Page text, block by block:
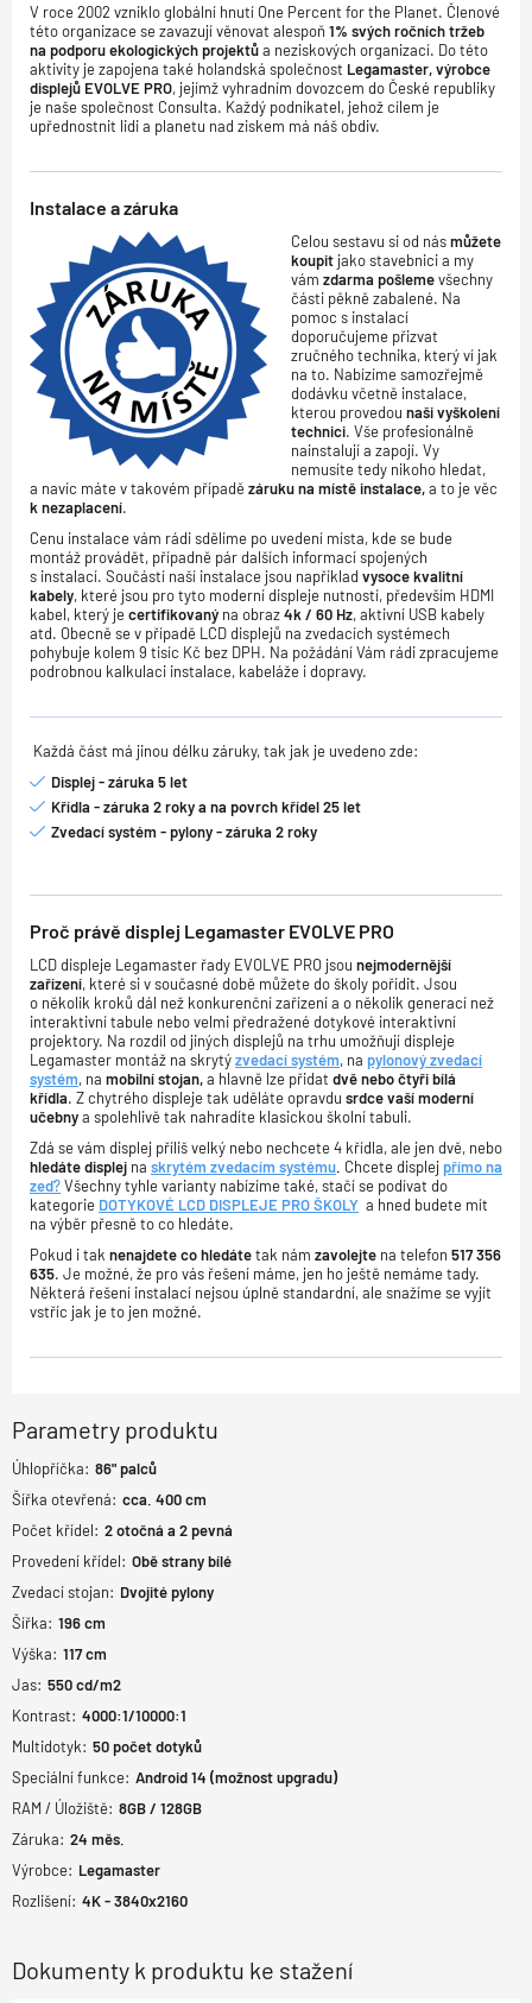
V roce 2002 vzniklo globální hnutí One Percent for the Planet. Členové
této organizace se zavazují věnovat alespoň 1% svých ročních tržeb
na podporu ekologických projektůa neziskových organizací. Do této
aktivity je zapojena také holandská společnost Legamaster, výrobce
displejů EVOLVE PRO, jejímž vyhradním dovozcem do České republiky
je naše společnost Consulta. Každý podnikatel, jehož cílem je
upřednostnit lidi a planetu nad ziskem má náš obdiv.
Instalace a záruka
Celou sestavu si od násmůžete
koupit jako stavebnici a my
vám zdarma pošlemevšechny
části pěkně zabalené. Na
pomoc s instalací
doporučujeme přizvat
zručného technika, který ví jak
na to. Nabízíme samozřejmě
dodávku včetně instalace,
kterou provedou naši vyškolení
technici. Vše profesionálně
nainstalují a zapojí. Vy
nemusíte tedy nikoho hledat,
a navíc máte v takovém případězáruku na místě instalace,a to je věc
k nezaplacení.
Cenu instalace vám rádi sdělíme po uvedení místa, kde se bude
montáž provádět, případně pár dalších informací spojených
s instalací. Součástí naší instalace jsou například vysocekvalitní
kabely, které jsou pro tyto moderní displeje nutností, především HDMI
kabel, který jecertifikovaný na obraz4k / 60 Hz, aktivní USB kabely
atd. Obecně se v případě LCD displejů na zvedacích systémech
pohybuje kolem 9 tisíc Kč bez DPH. Na požádání Vám rádi zpracujeme
podrobnou kalkulaci instalace, kabeláže i dopravy.
Každá část má jinou délku záruky, tak jak je uvedeno zde:
Displej - záruka 5 let
Křídla - záruka 2 roky a na povrch křídel 25 let
Zvedací systém - pylony - záruka 2 roky
Proč právě displej Legamaster EVOLVE PRO
LCD displeje Legamaster řady EVOLVE PRO jsou nejmodernější
zařízení, které si v současné době můžete do školy pořídit. Jsou
o několik kroků dál než konkurenční zařízení a o několik generací než
interaktivní tabule nebo velmi předražené dotykové interaktivní
projektory. Na rozdíl od jiných displejů na trhu umožňují displeje
Legamaster montáž na skrytýzvedací systém, na pylonový zvedací
systém, na mobilní stojan,a hlavně lze přidat dvě nebo čtyři bílá
křídla. Z chytrého displeje tak uděláte opravdu srdce vaší moderní
učebnya spolehlivě tak nahradíte klasickou školní tabuli.
Zdá se vám displej příliš velký nebo nechcete 4 křídla, ale jen dvě, nebo
hledáte displej na skrytém zvedacím systému Chcete displej přímo na
zeď?Všechny tyhle varianty nabízíme také, stačí se podívat do
kategorie DOTYKOVÉ LCD DISPLEJE PRO ŠKOLY a hned budete mít
na výběr přesně to co hledáte.
Pokud i tak nenajdete co hledátetak nám zavolejte na telefon 517 356
635. Je možné, že pro vás řešení máme, jen ho ještě nemáme tady.
Některá řešení instalací nejsou úplně standardní, ale snažíme se vyjít
vstříc jak je to jen možné.
Parametry produktu
Úhlopříčka: 86"palců
Šířka otevřená: cca. 400 cm
Počet křídel: 2 otočná a 2 pevná
Provedení křídel: Obě strany bílé
Zvedací stojan: Dvojité pylony
Šířka: 196cm
Výška: 117cm
Jas: 550 cd/m2
Kontrast: 4000:1/10000:1
Multidotyk: 50počet dotyků
Speciální funkce: Android 14 (možnost upgradu)
RAM / Úložiště: 8GB / 128GB
Záruka: 24 měs.
Výrobce: Legamaster
Rozlišení: 4K - 3840x2160
Dokumenty k produktu ke stažení